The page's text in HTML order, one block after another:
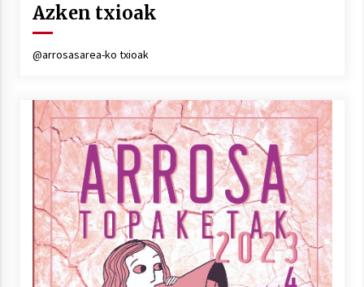
Azken txioak
@arrosasarea-ko txioak